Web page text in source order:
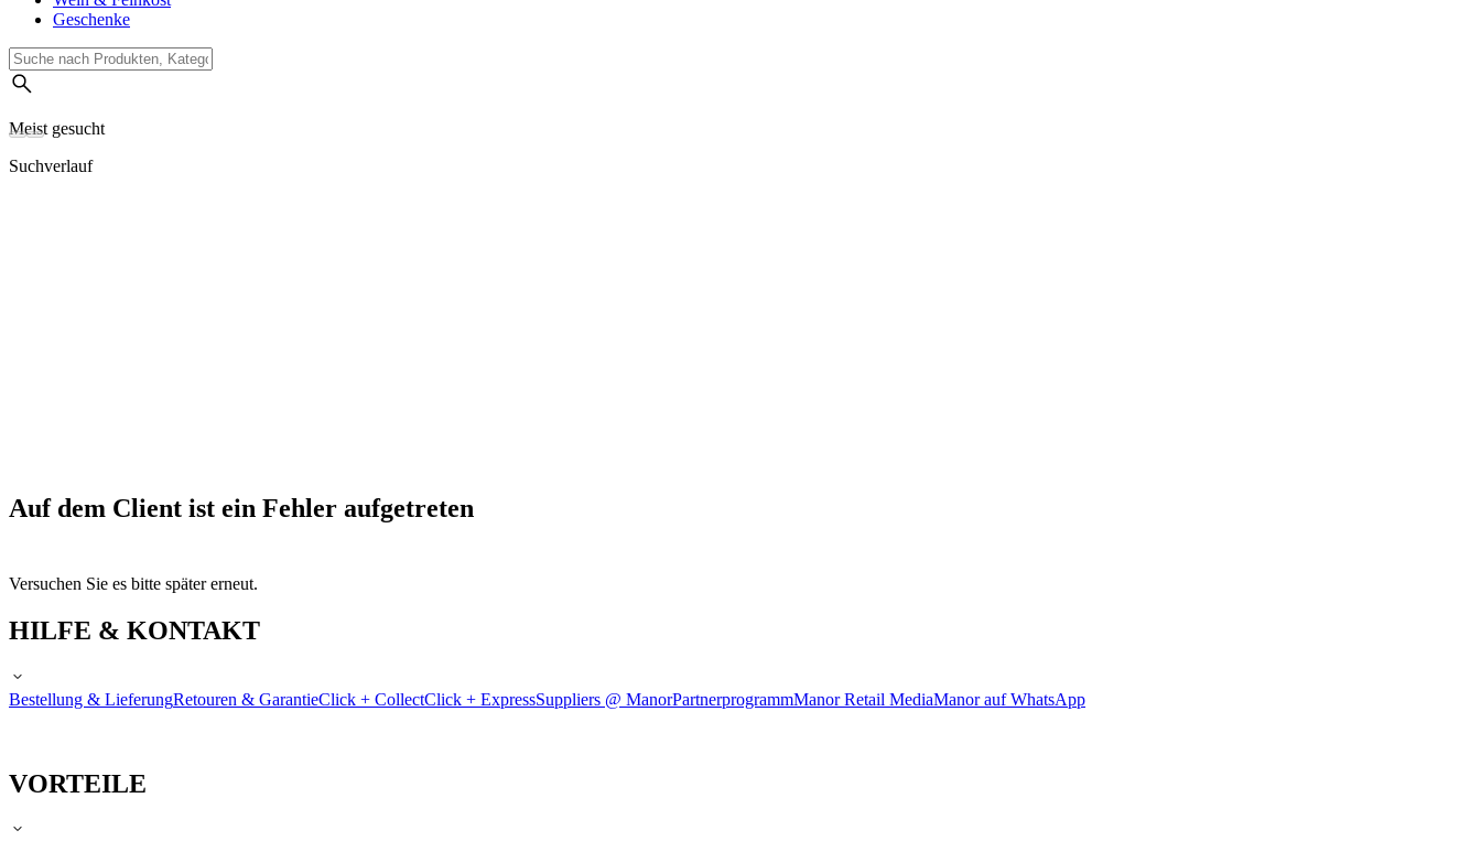
Geschenke
Meist gesucht
Suchverlauf
Auf dem Client ist ein Fehler aufgetreten
Versuchen Sie es bitte später erneut.
HILFE & KONTAKT
Bestellung & LieferungRetouren & GarantieClick + CollectClick + ExpressSuppliers @ ManorPartnerprogrammManor Retail MediaManor auf WhatsApp
VORTEILE